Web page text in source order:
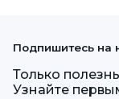
Подпишитесь на
Только
Узнайте